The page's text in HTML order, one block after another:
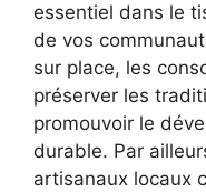
essentiel dans le
de vos
sur place, les
préserver les
promouvoir le
durable. Par
artisanaux locaux